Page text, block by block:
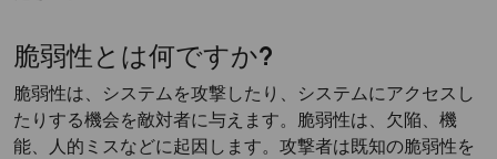
脆弱性とは何ですか?
脆弱性は、システムを攻撃したり、システムにアクセスし
たりする機会を敵対者に与えます。脆弱性は、欠陥、機
能、人的ミスなどに起因します。攻撃者は既知の脆弱性を